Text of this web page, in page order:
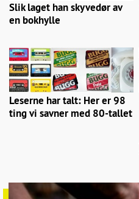
Slik laget han skyvedør av
en bokhylle
Leserne har talt: Her er 98
ting vi savner med 80-tallet